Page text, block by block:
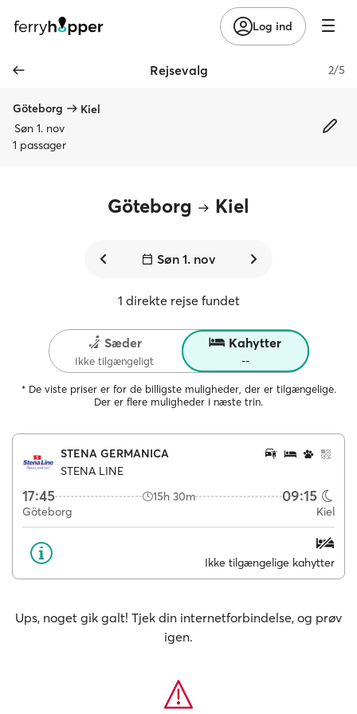
Log ind
Rejsevalg 2/5
Göteborg
Kiel
Søn 1. nov
1 passager
Göteborg Kiel
Søn 1. nov
1 direkte rejse fundet
Sæder
Ikke tilgængeligt
Kahytter
--
* De viste priser er for de billigste muligheder, der er tilgængelige.
Der er flere muligheder i næste trin.
STENA GERMANICA
STENA LINE
17:45 15h 30m 09:15
Göteborg Kiel
Ikke tilgængelige kahytter
Ups, noget gik galt! Tjek din internetforbindelse, og prøv
igen.